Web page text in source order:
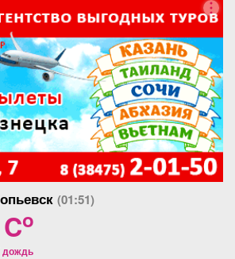
(01:51)
o
дождь